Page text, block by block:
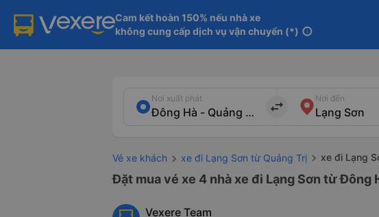
Cam kết hoàn 150% nếu nhà xe
không cung cấp dịch vụ vận chuyển (*) info
Nơi xuất phát
import_export
Nơi đến
Vé xe khách xe đi Lạng Sơn từ Quảng Trị xe đi Lạng
Đặt mua vé xe 4 nhà xe đi Lạng Sơn từ
Vexere Team